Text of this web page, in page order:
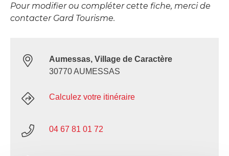
Pour modifier ou compléter cette fiche, merci de
contacter Gard Tourisme.
Aumessas, Village de Caractère
30770 AUMESSAS
Calculez votre itinéraire
04 67 81 01 72